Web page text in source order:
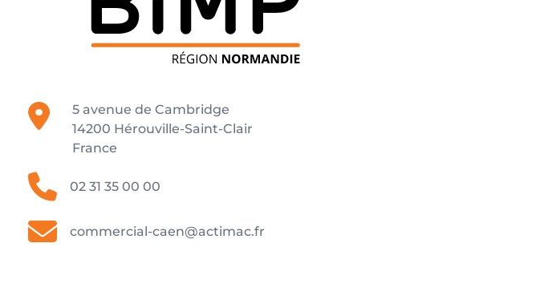
5 avenue de Cambridge
14200 Hérouville-Saint-Clair
France
02 31 35 00 00
commercial-caen@actimac.fr